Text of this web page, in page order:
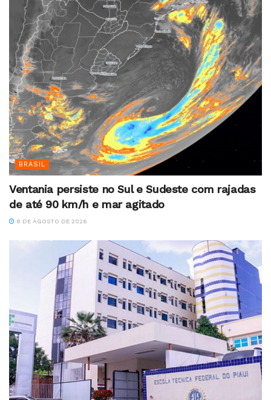
BRASIL
Ventania persiste no Sul e Sudeste com rajadas
de até 90 km/h e mar agitado
8 DE AGOSTO DE 2026